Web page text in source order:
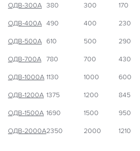
ОДВ-300А 380 300 170
ОДВ-400А 490 400 230
ОДВ-500А 610 500 290
ОДВ-700А 780 700 430
ОДВ-1000А 1130 1000 600
ОДВ-1200А 1375 1200 845
ОДВ-1500А 1690 1500 950
ОДВ-2000А2350 2000 1210